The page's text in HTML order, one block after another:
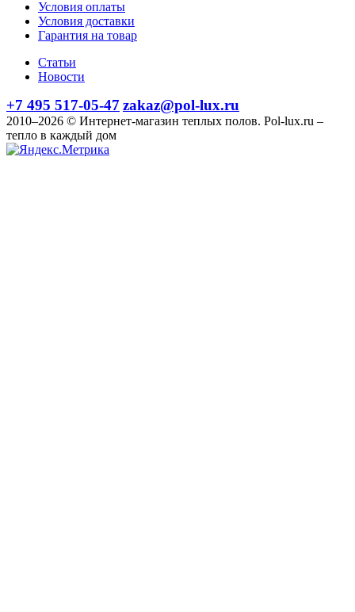
Условия оплаты
Условия доставки
Гарантия на товар
Статьи
Новости
+7 495 517-05-47 zakaz@pol-lux.ru
2010–2026 © Интернет-магазин теплых полов. Pol-lux.ru –
тепло в каждый дом